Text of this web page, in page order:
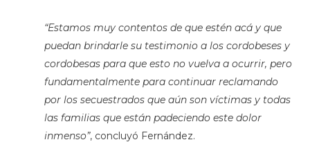
“Estamos muy contentos de que estén acá y que
puedan brindarle su testimonio a los cordobeses y
cordobesas para que esto no vuelva a ocurrir, pero
fundamentalmente para continuar reclamando
por los secuestrados que aún son víctimas y todas
las familias que están padeciendo este dolor
inmenso”, concluyó Fernández.